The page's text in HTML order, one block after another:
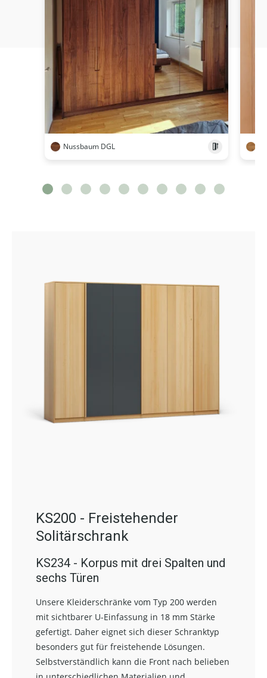
Nussbaum DGL
KS200 - Freistehender
Solitärschrank
KS234 - Korpus mit drei Spalten und
sechs Türen
Unsere Kleiderschränke vom Typ 200 werden
mit sichtbarer U-Einfassung in 18 mm Stärke
gefertigt. Daher eignet sich dieser Schranktyp
besonders gut für freistehende Lösungen.
Selbstverständlich kann die Front nach belieben